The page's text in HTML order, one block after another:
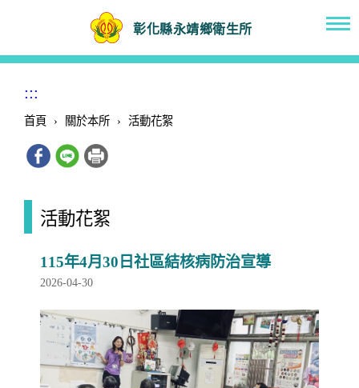
彰化縣永靖鄉衛生所
:::
首頁 › 關於本所 › 活動花絮
活動花絮
115年4月30日社區結核病防治宣導
2026-04-30